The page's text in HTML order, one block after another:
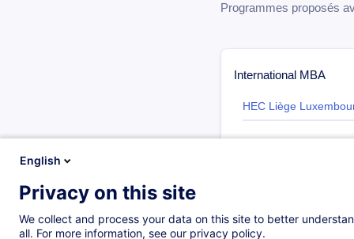
Programmes proposés
International MBA
HEC Liège
Stratégie &
English
Privacy on this site
We collect and process your data on this site to better
all. For more information, see our privacy policy.